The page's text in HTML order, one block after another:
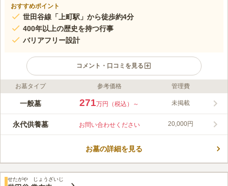
おすすめポイント
世田谷線「上町駅」から徒歩約4分
400年以上の歴史を持つ行事
バリアフリー設計
コメント・口コミを見る
ライフドット編集部のコメント
「上町駅」から徒歩4分と、アクセス良好な霊園です。園内に
た、お参り後の散策も楽しめます。1444年に専蓮社然誉上人補
阿源公大和尚が開山したと伝えられ、400年以上の歴史を持つ行
盛ん行われています。淨光寺では、新たな区画を造成し、平坦で
みんなの評価
4.5 口コミ4件
40代男性
ケータリングサービスなどが無いため寺でランチなどを食べるこ
とができないことが不便であり新宿などに食べに行くことがある。
お墓タイプ 参考価格 管理費
一般墓 271万円（税込）～ 未掲載
永代供養墓 お問い合わせください 20,000円
お墓の詳細を見る
せたがや じょうざいじ